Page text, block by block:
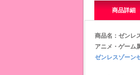
商品詳細
商品名： ゼンレ
アニメ・ゲーム
ゼンレスゾーン